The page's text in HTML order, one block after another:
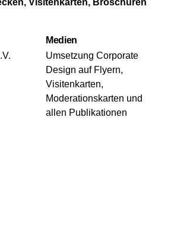
Medien
Umsetzung Corporate
Design auf Flyern,
Visitenkarten,
Moderationskarten und
allen Publikationen